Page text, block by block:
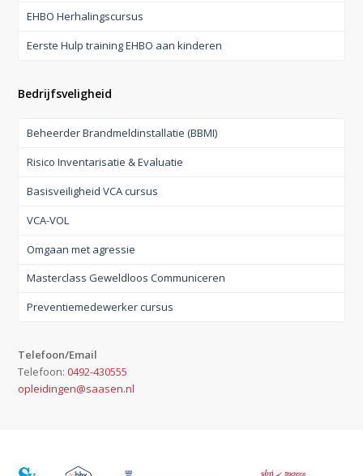
EHBO Herhalingscursus
Eerste Hulp training EHBO aan kinderen
Bedrijfsveligheid
Beheerder Brandmeldinstallatie (BBMI)
Risico Inventarisatie & Evaluatie
Basisveiligheid VCA cursus
VCA-VOL
Omgaan met agressie
Masterclass Geweldloos Communiceren
Preventiemedewerker cursus
Telefoon/Email
Telefoon:0492-430555
opleidingen@saasen.nl